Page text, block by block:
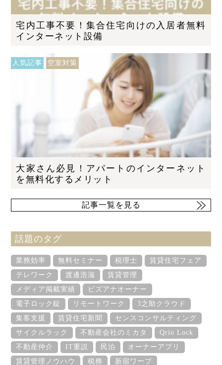
宅内工事不要！集合住宅向けの入居者無料
インターネット設備
人気記事 空室対策
大家さん必見！アパートのインターネット
を無料化するメリット
記事一覧を見る
話題のタグ
業務効率 無料セミナー 税理士
賃貸住宅フェア
テレワーク
渡邊浩滋
賃貸管理
メディア掲載実績
ビズアナオーナー
電子ロック錠
リモートワーク
3之助クラウド
集客支援
賃貸住宅新聞
センスコンサルティング
サイクルラック
不動産会社のミカタ
Qrio Lock
不動産仲介
IT重説 民泊
オーナーアプリ
賃貸管理ノウハウ
税務 新宿ワープ